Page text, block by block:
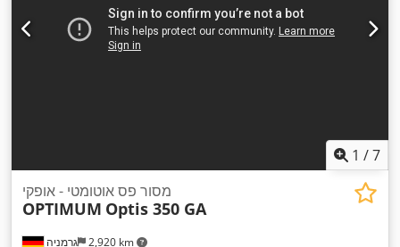
1 /7
גרמניה 2,920 km
מסור פס אוטומטי - אופקי
OPTIMUM Optis 350 GA